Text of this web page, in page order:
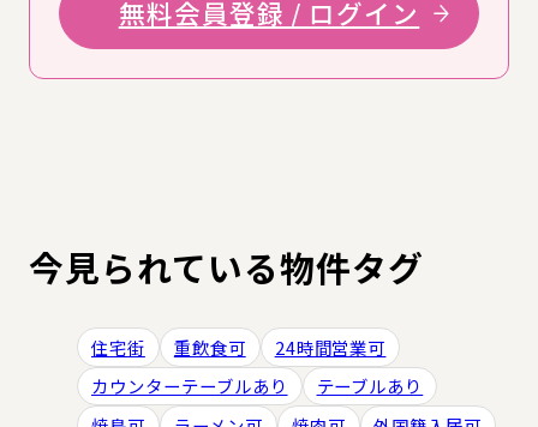
無料会員登録 / ログイン
今見られている物件タグ
住宅街 重飲食可
24時間営業可
カウンターテーブルあり
テーブルあり